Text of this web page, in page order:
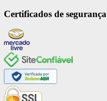
Certificados de segurança